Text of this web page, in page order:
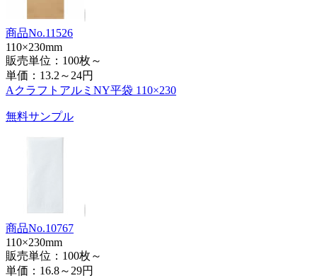
商品No.11526
110×230mm
販売単位：100枚～
単価： 13.2～24円
AクラフトアルミNY平袋 110×230
無料サンプル
商品No.10767
110×230mm
販売単位：100枚～
単価： 16.8～29円